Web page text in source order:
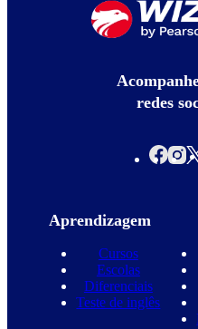
redes
Aprendizagem
Cursos
Escolas
Diferenciais
Teste de inglês